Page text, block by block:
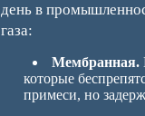
день в
газа:
Мембранная.
которые
примеси, но